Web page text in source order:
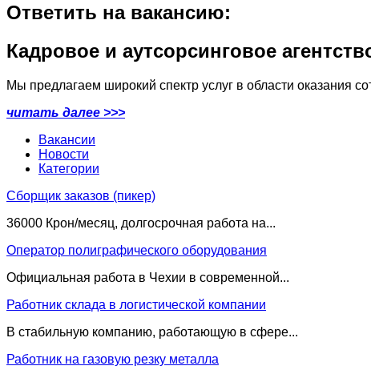
Ответить на вакансию:
Кадровое и аутсорсинговое
Мы предлагаем широкий спектр услуг в области оказания
читать далее >>>
Вакансии
Новости
Категории
Сборщик заказов (пикер)
36000 Крон/месяц, долгосрочная работа на...
Оператор полиграфического оборудования
Официальная работа в Чехии в современной...
Работник склада в логистической компании
В стабильную компанию, работающую в сфере...
Работник на газовую резку металла